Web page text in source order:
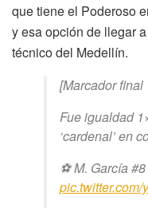
que tiene el Poderoso
y esa opción de llegar
técnico del Medellín.
[Marcador final
Fue igualdad
‘cardenal’ en
⚽ M. García #8
pic.twitter.com/